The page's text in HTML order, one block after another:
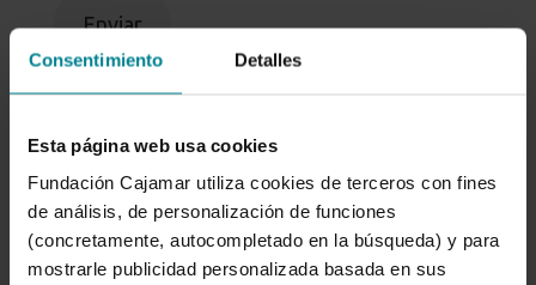
Consentimiento Detalles
Esta página web usa cookies
Fundación Cajamar utiliza cookies de terceros con fines
de análisis, de personalización de funciones
(concretamente, autocompletado en la búsqueda) y para
mostrarle publicidad personalizada basada en sus
Registro de usuario (si no te has registrado,
hazlo aquí)
Los campos marcados con *son